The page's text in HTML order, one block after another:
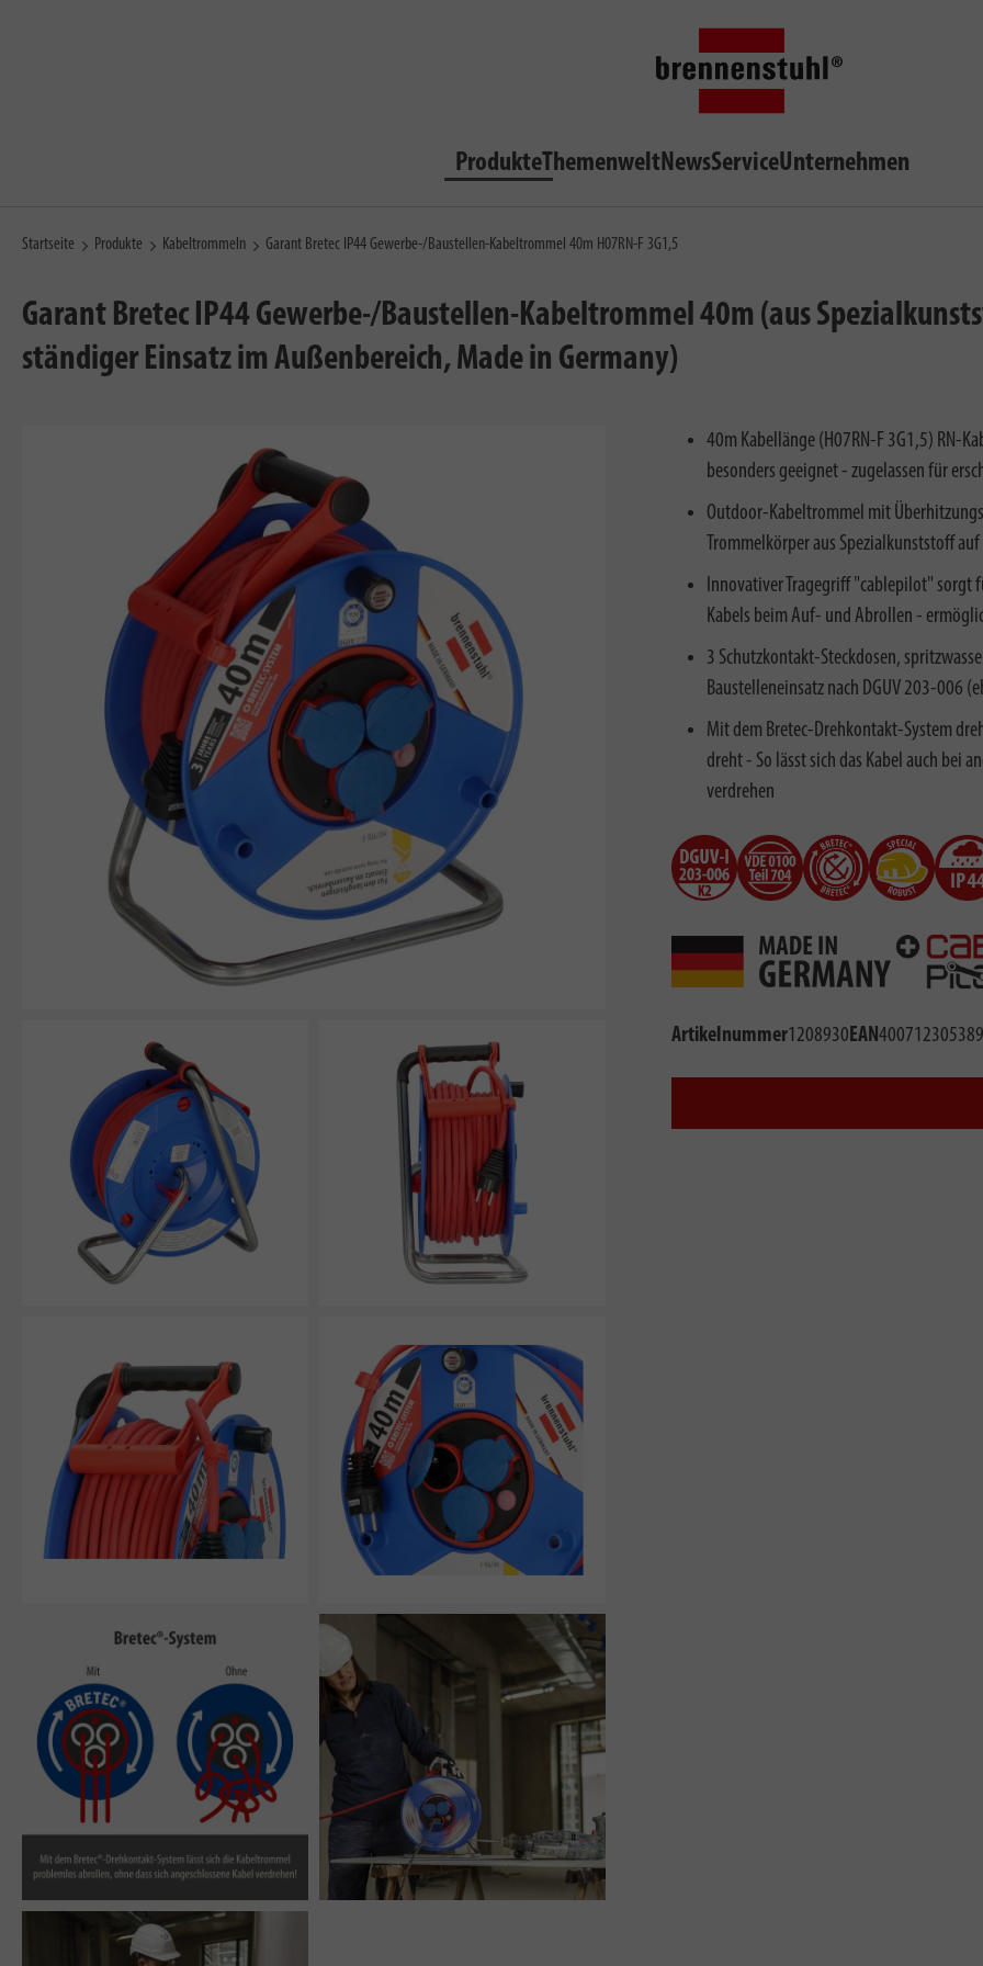
ProdukteThemenweltNewsServiceUnternehmen
Startseite Produkte Kabeltrommeln Garant Bretec IP44 Gewerbe-/Baustellen-Kabeltrommel 40m H07RN-F 3G1,5
Garant Bretec IP44 Gewerbe-/Baustellen-Kabeltrommel 40m (aus
ständiger Einsatz im Außenbereich, Made in Germany)
40m Kabellänge (H07RN-F 3G1,5) RN-
besonders geeignet - zugelassen für
Outdoor-Kabeltrommel mit
Trommelkörper aus Spezialkunststoff
Innovativer Tragegriff "cablepilot" sorgt
Kabels beim Auf- und Abrollen -
3 Schutzkontakt-Steckdosen,
Baustelleneinsatz nach DGUV 203-006
Mit dem Bretec-Drehkontakt-System
dreht - So lässt sich das Kabel auch bei
verdrehen
Artikelnummer1208930EAN